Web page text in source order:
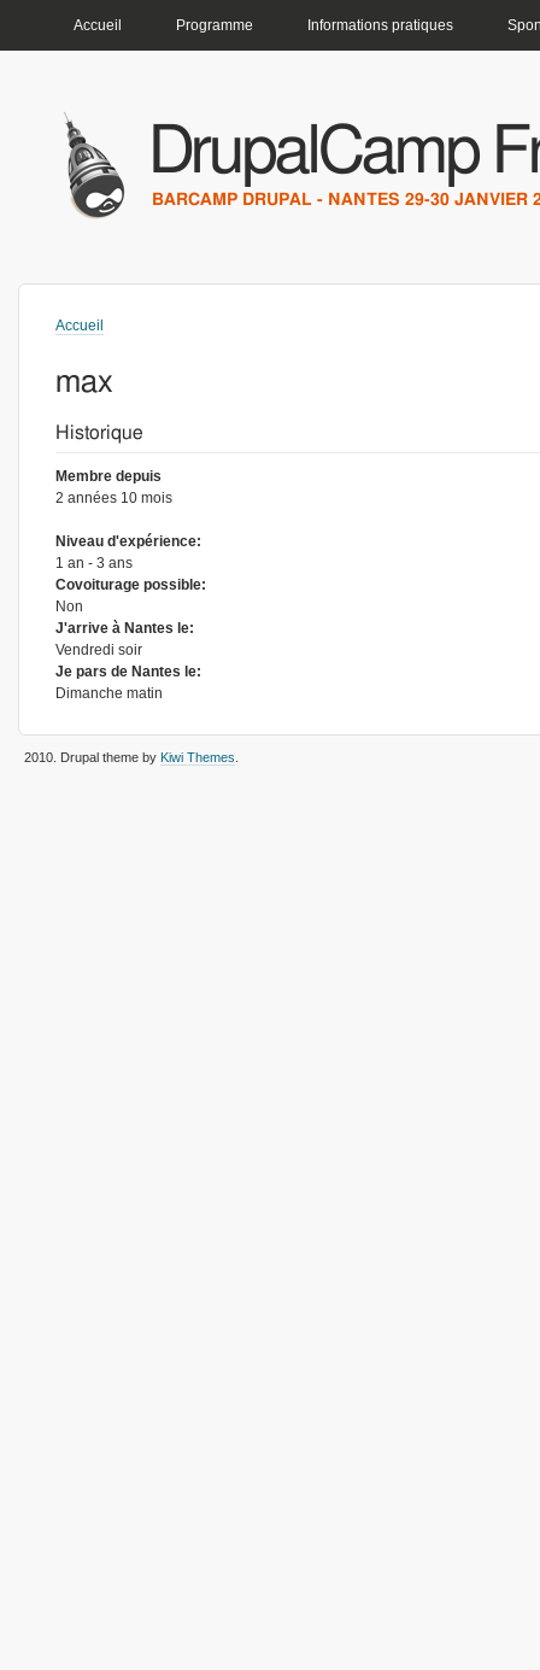
Accueil Programme Informations pratiques
DrupalCamp
BARCAMP DRUPAL - NANTES 29-30 JANVIER
Vous êtes ici
Accueil
max
Historique
Membre depuis
2 années 10 mois
Niveau d'expérience:
1 an - 3 ans
Covoiturage possible:
Non
J'arrive à Nantes le:
Vendredi soir
Je pars de Nantes le:
Dimanche matin
2010 . Drupal theme by Kiwi Themes